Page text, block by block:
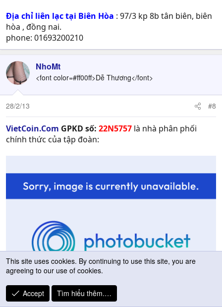
Địa chỉ liên lạc tại Biên Hòa : 97/3 kp 8b tân biên, biên
hòa , đồng nai.
phone: 01693200210
NhoMt
<font color=#ff00ff>Dễ Thương</font>
28/2/13 #8
VietCoin.Com GPKD số: 22N5757 là nhà phân phối
chính thức của tập đoàn:
This site uses cookies. By continuing to use this site, you are
agreeing to our use of cookies.
Accept Tìm hiểu thêm.…